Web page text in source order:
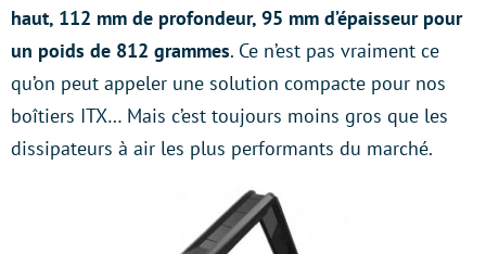
haut, 112 mm de profondeur, 95 mm d’épaisseur pour
un poids de 812 grammes. Ce n’est pas vraiment ce
qu’on peut appeler une solution compacte pour nos
boîtiers ITX… Mais c’est toujours moins gros que les
dissipateurs à air les plus performants du marché.